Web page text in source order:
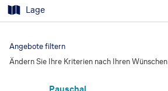
Lage
Angebote filtern
Ändern Sie Ihre Kriterien nach Ihren Wünschen